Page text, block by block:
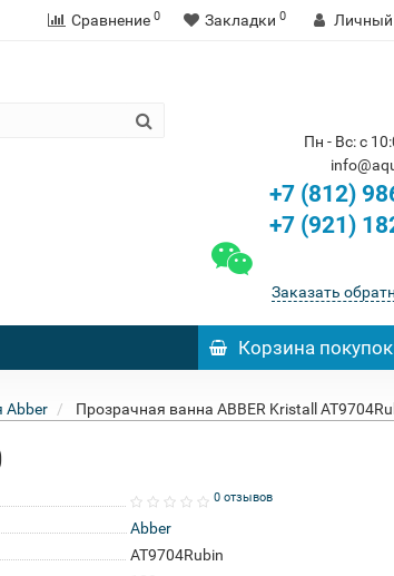
Сравнение 0 Закладки 0 Личный
Пн - Вс: с
+7 (812)
+7 (921)
Заказать
Корзинапокупок
Abber Прозрачная ванна ABBER Kristall
0 отзывов
Abber
AT9704Rubin